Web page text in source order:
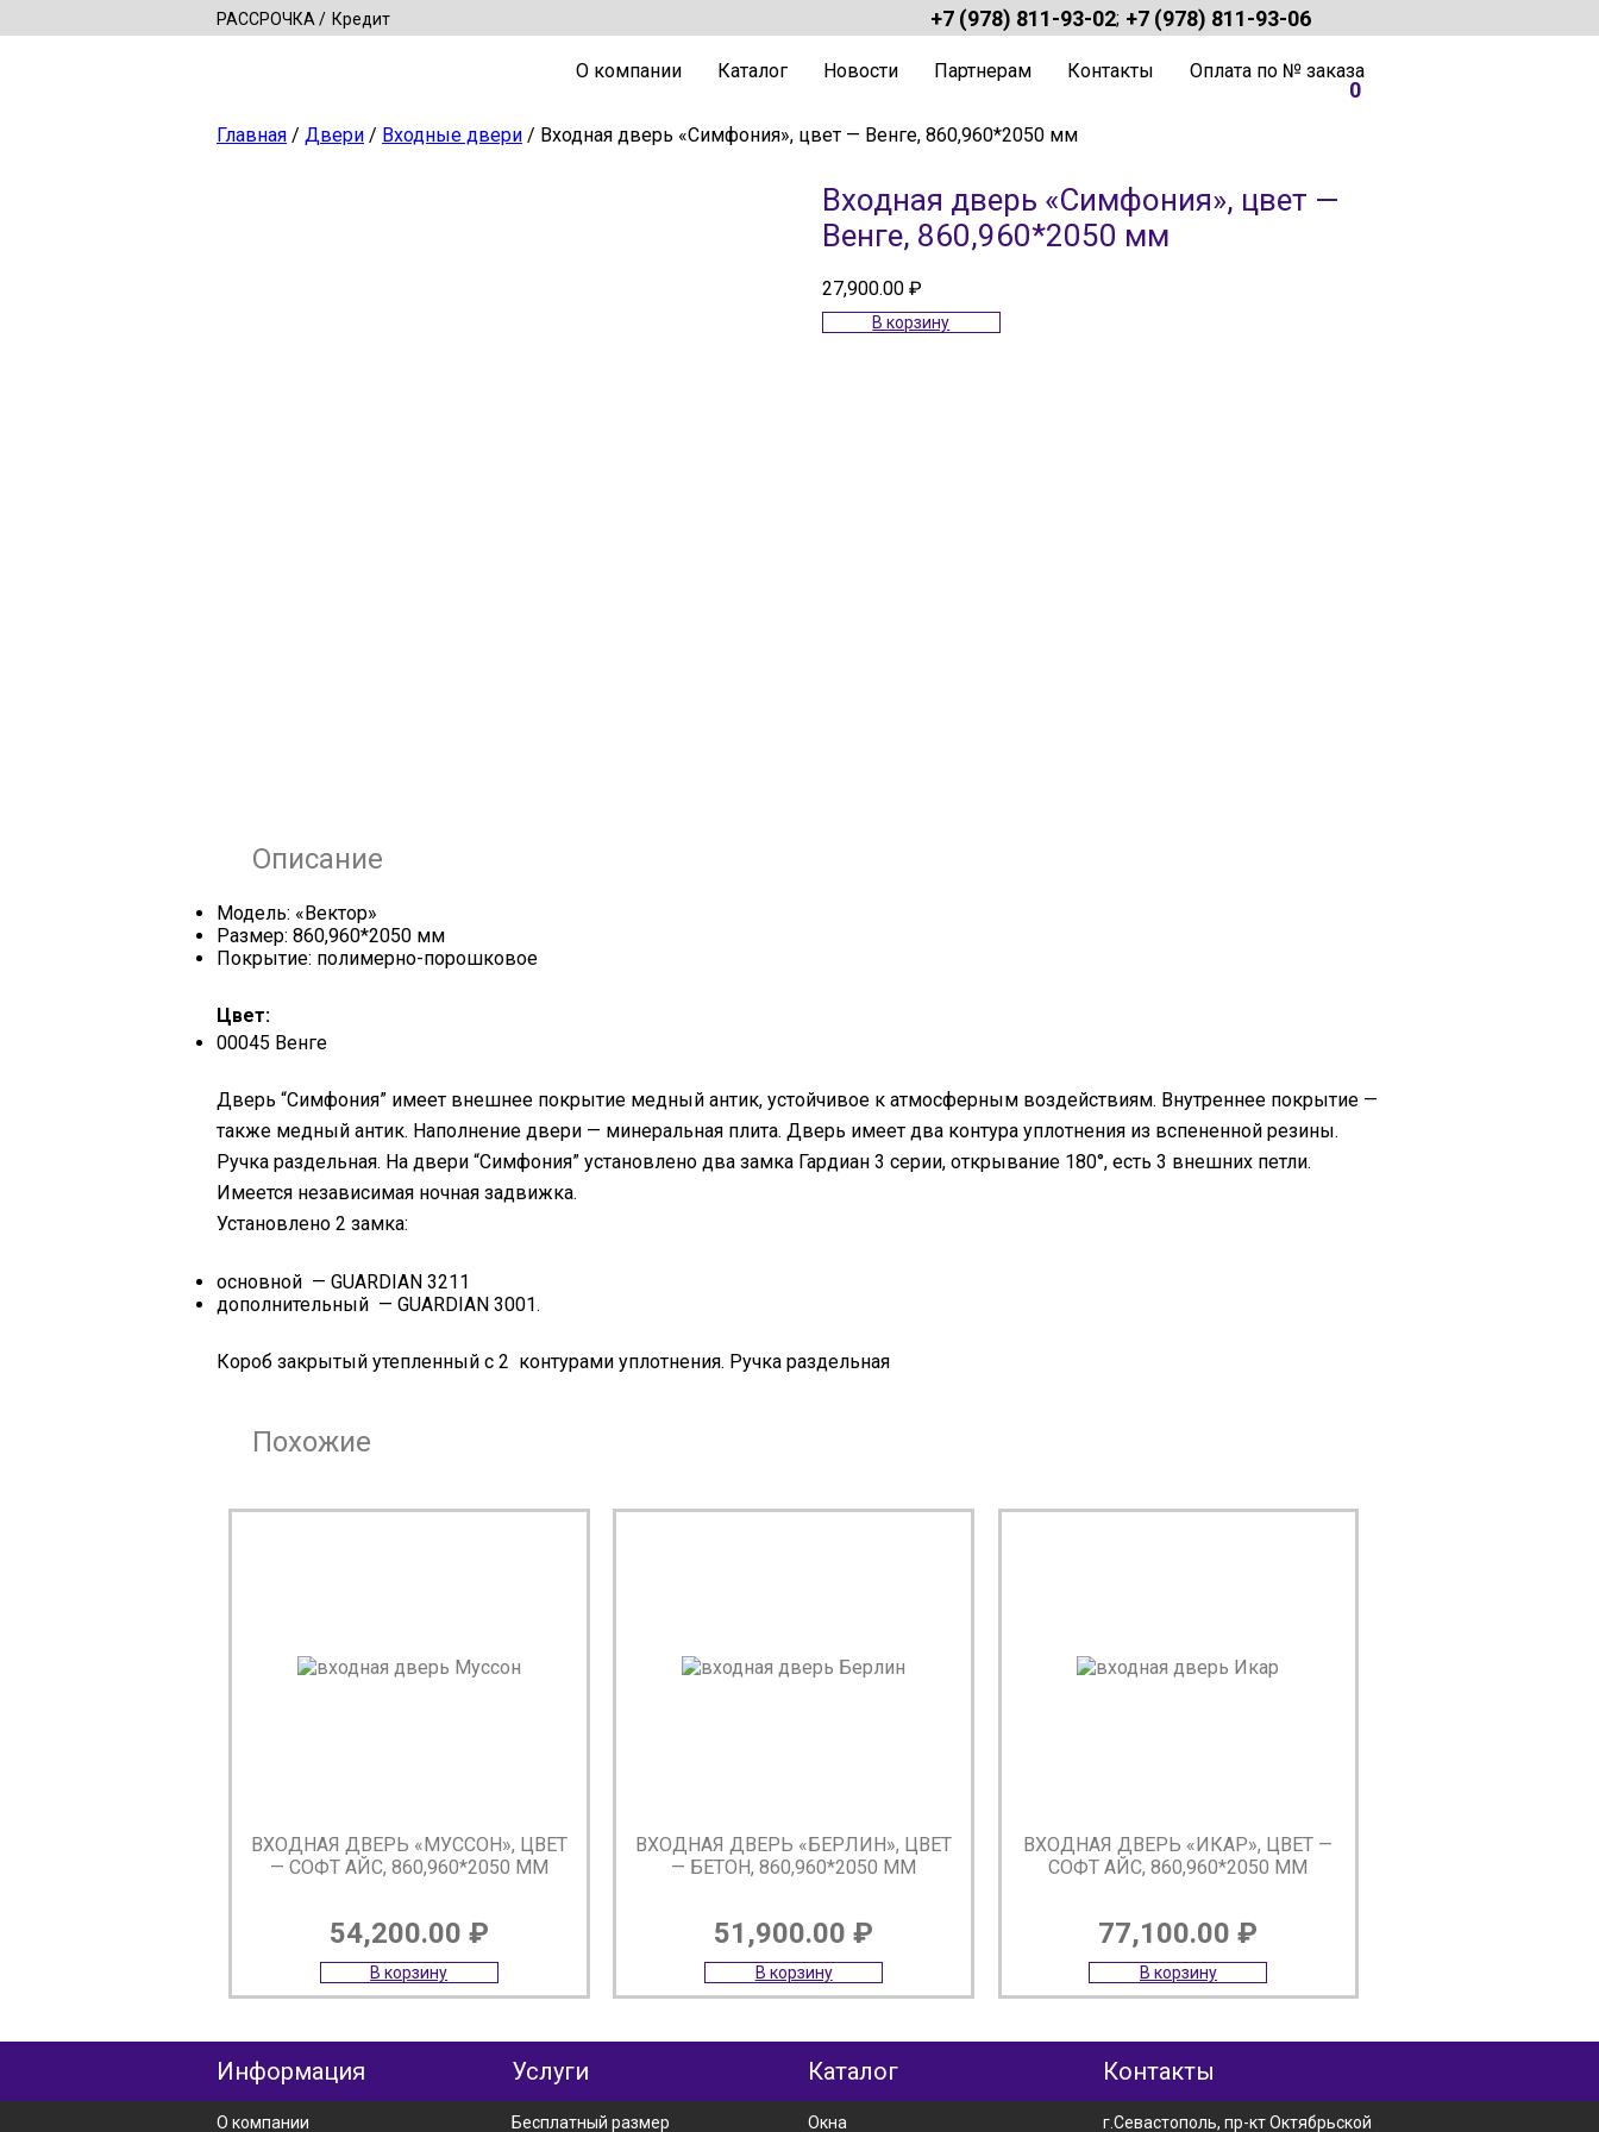
РАССРОЧКА Кредит +7 (978) 811-93-02; +7 (978) 811-93-06
О компании Каталог Новости Партнерам Контакты Оплата по № заказа
0
Главная / Двери / Входные двери / Входная дверь «Симфония», цвет — Венге, 860,960*2050 мм
Входная дверь «Симфония», цвет —
Венге, 860,960*2050 мм
27,900.00 ₽
В корзину
Описание
Модель: «Вектор»
Размер: 860,960*2050 мм
Покрытие: полимерно-порошковое
Цвет:
00045 Венге
Дверь “Симфония” имеет внешнее покрытие медный антик, устойчивое к атмосферным воздействиям. Внутреннее покрытие —
также медный антик. Наполнение двери — минеральная плита. Дверь имеет два контура уплотнения из вспененной резины.
Ручка раздельная. На двери “Симфония” установлено два замка Гардиан 3 серии, открывание 180°, есть 3 внешних петли.
Имеется независимая ночная задвижка.
Установлено 2 замка:
основной — GUARDIAN 3211
дополнительный — GUARDIAN 3001.
Короб закрытый утепленный с 2 контурами уплотнения. Ручка раздельная
Похожие
ВХОДНАЯ ДВЕРЬ «МУССОН», ЦВЕТ
— CОФТ АЙС, 860,960*2050 ММ
54,200.00 ₽
В корзину
ВХОДНАЯ ДВЕРЬ «БЕРЛИН», ЦВЕТ
— БЕТОН, 860,960*2050 ММ
51,900.00₽
В корзину
ВХОДНАЯ ДВЕРЬ «ИКАР», ЦВЕТ —
СОФТ АЙС, 860,960*2050 ММ
77,100.00₽
В корзину
Информация
О компании
Услуги
Бесплатный размер
Каталог
Окна
Контакты
г.Севастополь, пр-кт Октябрьской